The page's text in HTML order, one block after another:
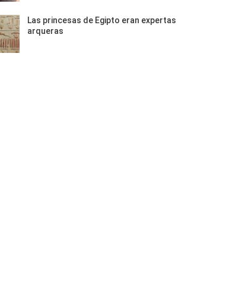
Las princesas de Egipto eran expertas
arqueras